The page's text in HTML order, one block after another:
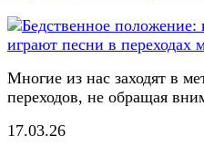
Многие из нас заходят в
переходов, не обращая
17.03.26